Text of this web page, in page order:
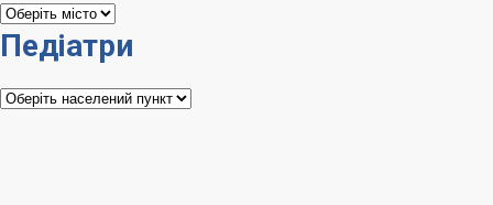
Терапевти
Педіатри
Педіатри